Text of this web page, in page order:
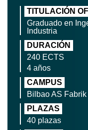
TITULACIÓN
Graduado en
Industria
DURACIÓN
240 ECTS
4 años
CAMPUS
Bilbao AS
PLAZAS
40 plazas